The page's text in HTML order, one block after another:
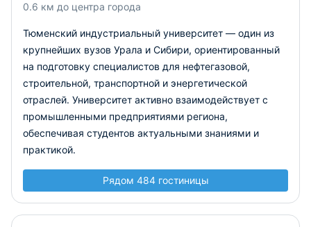
0.6 км до центра города
Тюменский индустриальный университет — один из
крупнейших вузов Урала и Сибири, ориентированный
на подготовку специалистов для нефтегазовой,
строительной, транспортной и энергетической
отраслей. Университет активно взаимодействует с
промышленными предприятиями региона,
обеспечивая студентов актуальными знаниями и
практикой.
Рядом 484 гостиницы